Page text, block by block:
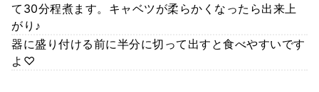
て30分程煮ます。キャベツが柔らかくなったら出来上
がり♪
器に盛り付ける前に半分に切って出すと食べやすいです
よ♡